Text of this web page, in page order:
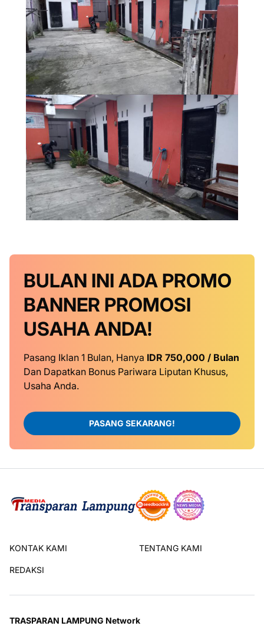
BULAN INI ADA PROMO
BANNER PROMOSI
USAHA ANDA!
Pasang Iklan 1 Bulan, Hanya IDR 750,000 / Bulan
Dan Dapatkan Bonus Pariwara Liputan Khusus,
Usaha Anda.
PASANG SEKARANG!
KONTAK KAMI TENTANG KAMI
REDAKSI
TRASPARAN LAMPUNG Network